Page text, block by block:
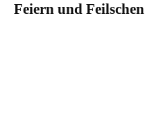
Feiern und Feilschen